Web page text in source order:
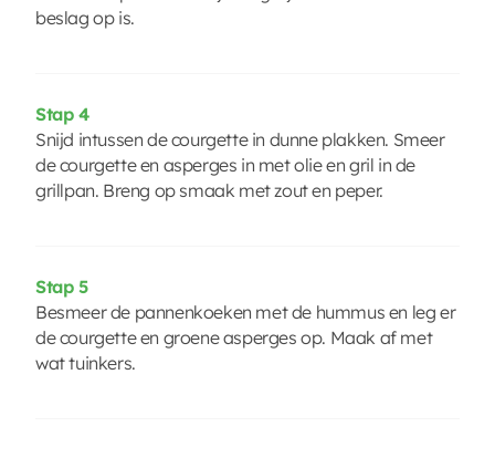
beslag op is.
Stap 4
Snijd intussen de courgette in dunne plakken. Smeer
de courgette en asperges in met olie en gril in de
grillpan. Breng op smaak met zout en peper.
Stap 5
Besmeer de pannenkoeken met de hummus en leg er
de courgette en groene asperges op. Maak af met
wat tuinkers.